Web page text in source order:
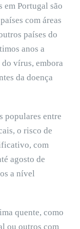
em Portugal são
com áreas
países do
anos a
vírus, embora
da doença
populares entre
o risco de
com
agosto de
a nível
quente, como
ou outros com